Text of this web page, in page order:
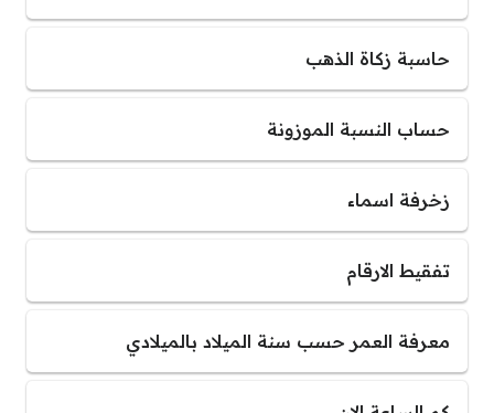
حاسبة زكاة الذهب
حساب النسبة الموزونة
زخرفة اسماء
تفقيط الارقام
معرفة العمر حسب سنة الميلاد بالميلادي